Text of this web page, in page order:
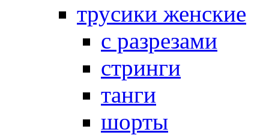
трусики женские
с разрезами
стринги
танги
шорты